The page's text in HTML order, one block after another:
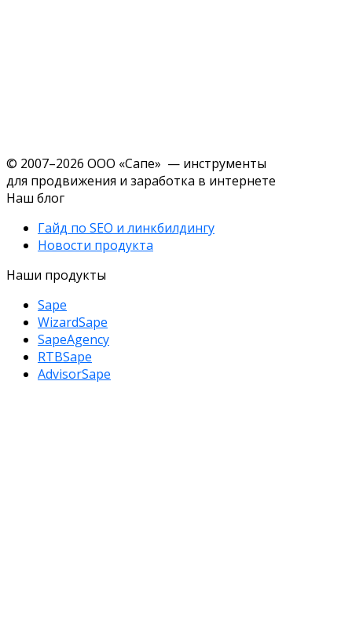
© 2007–2026 ООО «Сапе» — инструменты
для продвижения и заработка в интернете
Наш блог
Гайд по SEO и линкбилдингу
Новости продукта
Наши продукты
Sape
WizardSape
SapeAgency
RTBSape
AdvisorSape